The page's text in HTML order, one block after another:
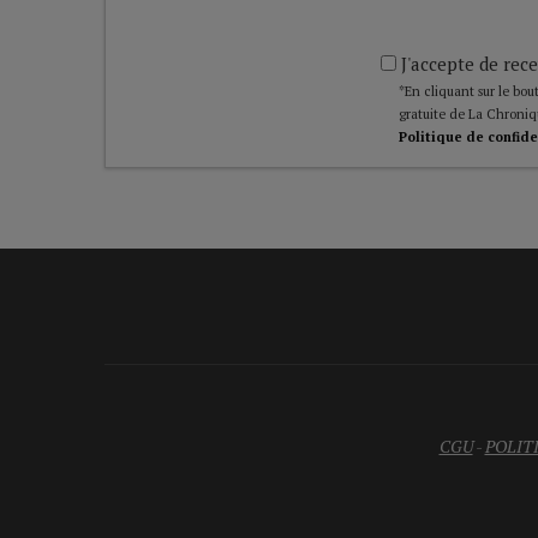
J'accepte de
*En cliquant sur le
gratuite de La
Politique de
CGU-